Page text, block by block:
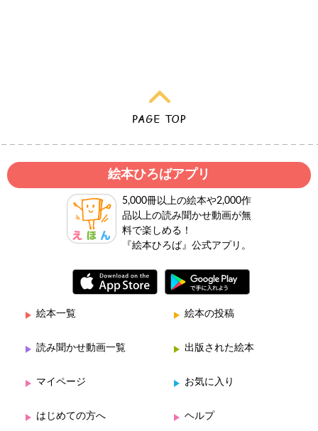
絵本ひろばアプリ
5,000冊以上の絵本や2,000作
品以上の読み聞かせ動画が無
料で楽しめる！
『絵本ひろば』公式アプリ。
絵本一覧 絵本の投稿
読み聞かせ動画一覧 出版された絵本
マイページ お気に入り
はじめての方へ ヘルプ